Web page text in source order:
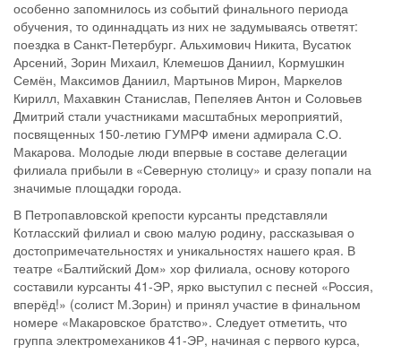
особенно запомнилось из событий финального периода
обучения, то одиннадцать из них не задумываясь ответят:
поездка в Санкт-Петербург. Альхимович Никита, Вусатюк
Арсений, Зорин Михаил, Клемешов Даниил, Кормушкин
Семён, Максимов Даниил, Мартынов Мирон, Маркелов
Кирилл, Махавкин Станислав, Пепеляев Антон и Соловьев
Дмитрий стали участниками масштабных мероприятий,
посвященных 150-летию ГУМРФ имени адмирала С.О.
Макарова. Молодые люди впервые в составе делегации
филиала прибыли в «Северную столицу» и сразу попали на
значимые площадки города.
В Петропавловской крепости курсанты представляли
Котласский филиал и свою малую родину, рассказывая о
достопримечательностях и уникальностях нашего края. В
театре «Балтийский Дом» хор филиала, основу которого
составили курсанты 41-ЭР, ярко выступил с песней «Россия,
вперёд!» (солист М.Зорин) и принял участие в финальном
номере «Макаровское братство». Следует отметить, что
группа электромехаников 41-ЭР, начиная с первого курса,